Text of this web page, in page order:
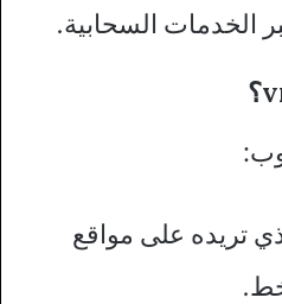
الخدمات السحابية.
تريده على مواقع